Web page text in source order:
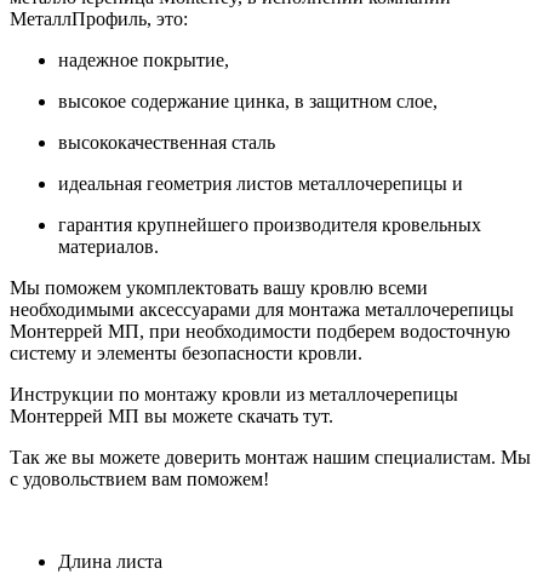
МеталлПрофиль, это:
надежное покрытие,
высокое содержание цинка, в защитном слое,
высококачественная сталь
идеальная геометрия листов металлочерепицы и
гарантия крупнейшего производителя кровельных
материалов.
Мы поможем укомплектовать вашу кровлю всеми
необходимыми аксессуарами для монтажа металлочерепицы
Монтеррей МП, при необходимости подберем водосточную
систему и элементы безопасности кровли.
Инструкции по монтажу кровли из металлочерепицы
Монтеррей МП вы можете скачать тут.
Так же вы можете доверить монтаж нашим специалистам. Мы
с удовольствием вам поможем!
Длина листа